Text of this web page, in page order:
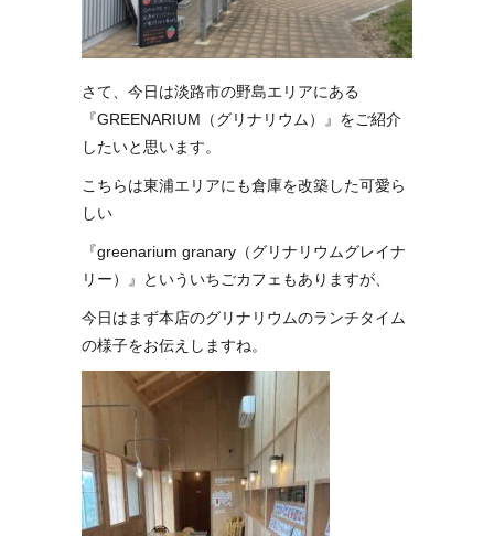
さて、今日は淡路市の野島エリアにある
『GREENARIUM（グリナリウム）』をご紹介
したいと思います。
こちらは東浦エリアにも倉庫を改築した可愛ら
しい
『greenarium granary（グリナリウムグレイナ
リー）』といういちごカフェもありますが、
今日はまず本店のグリナリウムのランチタイム
の様子をお伝えしますね。